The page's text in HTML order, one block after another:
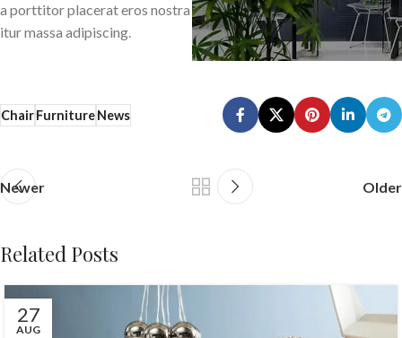
a porttitor placerat eros nostra
itur massa adipiscing.
ChairFurnitureNews
Newer Older
Related Posts
27
AUG